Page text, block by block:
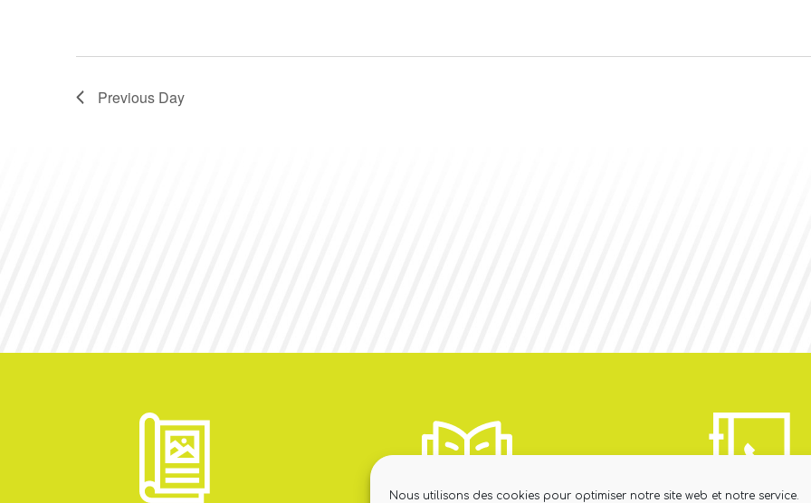
Nous utilisons des cookies pour optimiser notre site web et notre service.
Previous Day